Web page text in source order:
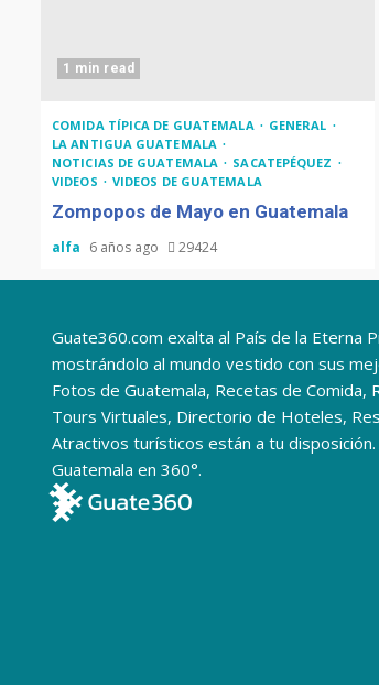
1 min read
COMIDA TÍPICA DE GUATEMALA
GENERAL
LA ANTIGUA GUATEMALA
NOTICIAS DE GUATEMALA
SACATEPÉQUEZ
VIDEOS
VIDEOS DE GUATEMALA
Zompopos de Mayo en Guatemala
alfa 6 años ago 29424
Guate360.com exalta al País de la Eterna
mostrándolo al mundo vestido con sus
Fotos de Guatemala, Recetas de Comida,
Tours Virtuales, Directorio de Hoteles,
Atractivos turísticos están a tu
Guatemala en 360°.